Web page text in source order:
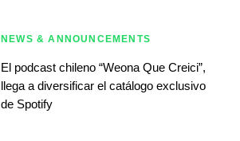
NEWS & ANNOUNCEMENTS
El podcast chileno “Weona Que Creici”,
llega a diversificar el catálogo exclusivo
de Spotify